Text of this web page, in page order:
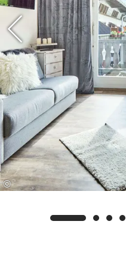
Gäste frei zugänglich.
naturnahe Lage und
unzähligen
und das schöne
dem Haus. Ein großer
gegenüber der
befindet sich die
Skibus hält, in
eine autofreie
Als Geheimtipp
köstliche Einkehr in
©